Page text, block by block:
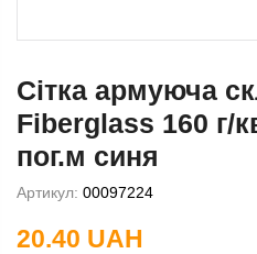
Сітка армуюча
Fiberglass 160 г/
пог.м синя
Артикул: 00097224
20.40 UAH